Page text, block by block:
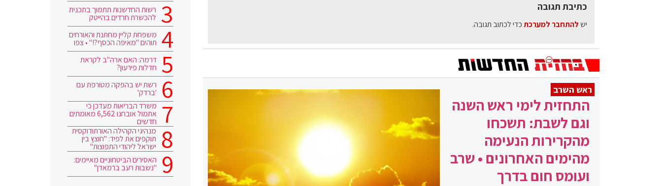
כתיבת תגובה
יש להתחבר למערכתכדי לכתוב תגובה.
ראש השרב
התחזית לימי ראש השנה
וגם לשבת: תשכחו
מהקרירות הנעימה
מהימים האחרונים • שרב
ועומס חום בדרך
רשות החדשנות תתמוך בתכנית
להכשרת חרדים בהייטק
משפחת קליין מחתנת והאורחים
תוהים "מאיפה הכסף?!" • צפו
דרמה: האם ארה"ב לקראת
חדלות פירעון?
רשת יש בהפקה מטורפת עם
'ברדק'
משרד הבריאות מעדכן כי
אתמול אובחנו 6,562 מאומתים
חדשים
מנהיגי הקהילה האורתודוקסית
תוקפים את לפיד: "חוצץ בין
ישראל ליהודי התפוצות"
האסירים הביטחוניים מאיימים:
"נשבות רעב ברמאדן"